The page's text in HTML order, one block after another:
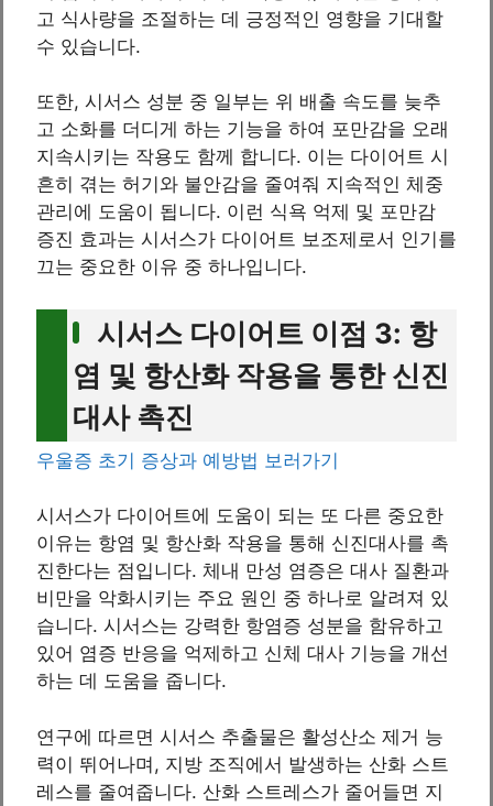
고 식사량을 조절하는 데 긍정적인 영향을 기대할
수 있습니다.
또한, 시서스 성분 중 일부는 위 배출 속도를 늦추
고 소화를 더디게 하는 기능을 하여 포만감을 오래
지속시키는 작용도 함께 합니다. 이는 다이어트 시
흔히 겪는 허기와 불안감을 줄여줘 지속적인 체중
관리에 도움이 됩니다. 이런 식욕 억제 및 포만감
증진 효과는 시서스가 다이어트 보조제로서 인기를
끄는 중요한 이유 중 하나입니다.
시서스 다이어트 이점 3: 항
염 및 항산화 작용을 통한 신진
대사 촉진
우울증 초기 증상과 예방법 보러가기
시서스가 다이어트에 도움이 되는 또 다른 중요한
이유는 항염 및 항산화 작용을 통해 신진대사를 촉
진한다는 점입니다. 체내 만성 염증은 대사 질환과
비만을 악화시키는 주요 원인 중 하나로 알려져 있
습니다. 시서스는 강력한 항염증 성분을 함유하고
있어 염증 반응을 억제하고 신체 대사 기능을 개선
하는 데 도움을 줍니다.
연구에 따르면 시서스 추출물은 활성산소 제거 능
력이 뛰어나며, 지방 조직에서 발생하는 산화 스트
레스를 줄여줍니다. 산화 스트레스가 줄어들면 지